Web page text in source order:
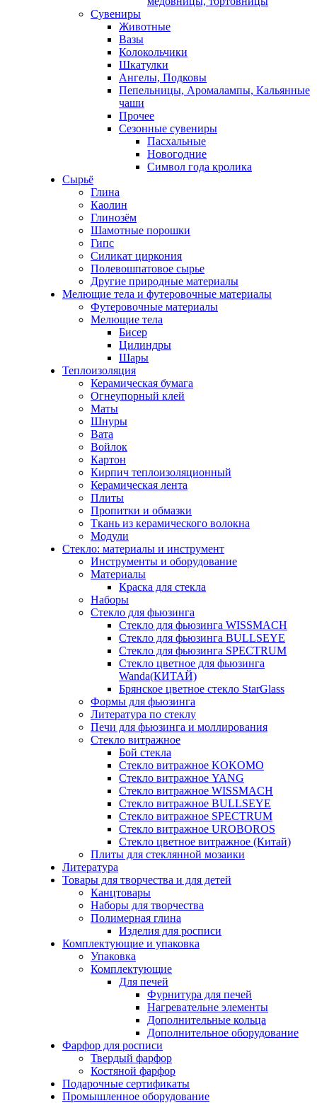
Сувениры
Животные
Вазы
Колокольчики
Шкатулки
Ангелы, Подковы
Пепельницы, Аромалампы, Кальянные
чаши
Прочее
Сезонные сувениры
Пасхальные
Новогодние
Символ года кролика
Сырьё
Глина
Каолин
Глинозём
Шамотные порошки
Гипс
Силикат циркония
Полевошпатовое сырье
Другие природные материалы
Мелющие тела и футеровочные материалы
Футеровочные материалы
Мелющие тела
Бисер
Цилиндры
Шары
Теплоизоляция
Керамическая бумага
Огнеупорный клей
Маты
Шнуры
Вата
Войлок
Картон
Кирпич теплоизоляционный
Керамическая лента
Плиты
Пропитки и обмазки
Ткань из керамического волокна
Модули
Стекло: материалы и инструмент
Инструменты и оборудование
Материалы
Краска для стекла
Наборы
Стекло для фьюзинга
Стекло для фьюзинга WISSMACH
Стекло для фьюзинга BULLSEYE
Стекло для фьюзинга SPECTRUM
Стекло цветное для фьюзинга
Wanda(КИТАЙ)
Брянское цветное стекло StarGlass
Формы для фьюзинга
Литература по стеклу
Печи для фьюзинга и моллирования
Стекло витражное
Бой стекла
Стекло витражное KOKOMO
Стекло витражное YANG
Стекло витражное WISSMACH
Стекло витражное BULLSEYE
Стекло витражное SPECTRUM
Стекло витражное UROBOROS
Стекло цветное витражное (Китай)
Плиты для стеклянной мозаики
Литература
Товары для творчества и для детей
Канцтовары
Наборы для творчества
Полимерная глина
Изделия для росписи
Комплектующие и упаковка
Упаковка
Комплектующие
Для печей
Фурнитура для печей
Нагревательне элементы
Дополнительные кольца
Дополнительное оборудование
Фарфор для росписи
Твердый фарфор
Костяной фарфор
Подарочные сертификаты
Промышленное оборудование